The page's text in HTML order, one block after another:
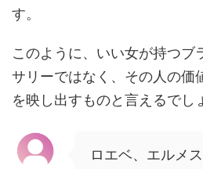
す。
このように、いい女が持つブ
サリーではなく、その人の価
を映し出すものと言えるでし
ロエベ、エルメ